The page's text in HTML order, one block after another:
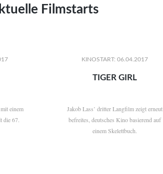
Filmstarts
einem
die 67.
KINOSTART: 06.04.2017
TIGER GIRL
Jakob Lass’ dritter Langfilm zeigt erneut
befreites, deutsches Kino basierend auf
einem Skelettbuch.